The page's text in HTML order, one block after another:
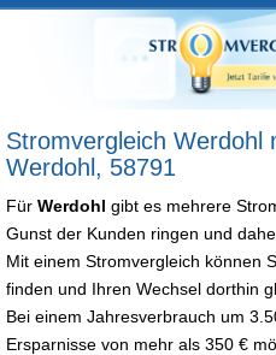
Stromvergleich Werdohl
Werdohl, 58791
Für Werdohl gibt es mehrere
Gunst der Kunden ringen und
Mit einem Stromvergleich können
finden und Ihren Wechsel dorthin
Bei einem Jahresverbrauch um
Ersparnisse von mehr als 350 €